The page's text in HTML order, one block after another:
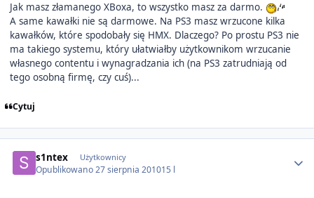
Jak masz złamanego XBoxa, to wszystko masz za darmo.
A same kawałki nie są darmowe. Na PS3 masz wrzucone kilka
kawałków, które spodobały się HMX. Dlaczego? Po prostu PS3 nie
ma takiego systemu, który ułatwiałby użytkownikom wrzucanie
własnego contentu i wynagradzania ich (na PS3 zatrudniają od
tego osobną firmę, czy cuś)...
Cytuj
s1ntex Użytkownicy
Opublikowano27 sierpnia 201015 l